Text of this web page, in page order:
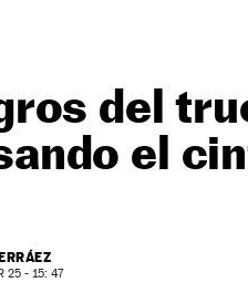
del
el
25 - 15: 47